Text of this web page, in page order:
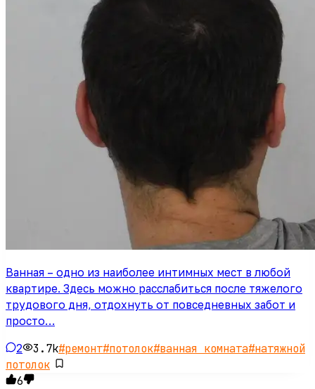
Ванная – одно из наиболее интимных мест в любой
квартире. Здесь можно расслабиться после тяжелого
трудового дня, отдохнуть от повседневных забот и
просто…
2 3.7k#ремонт#потолок#ванная комната#натяжной
потолок
6